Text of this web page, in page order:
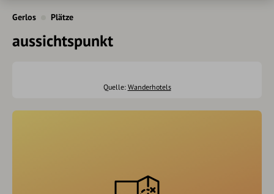
Gerlos Plätze
aussichtspunkt
Quelle: Wanderhotels